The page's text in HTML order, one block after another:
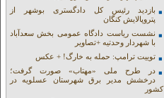
بازدید رئیس کل دادگستری بوشهر از
پتروپالایش کنگان
نشست ریاست دادگاه عمومی بخش سعدآباد
با شهردار وحدتیه +تصاویر
توییت ترامپ: حمله به خارگ! + عکس
در طرح ملی «مهتاب» صورت گرفت؛
درخشش مدیر برق شهرستان عسلویه در
کشور